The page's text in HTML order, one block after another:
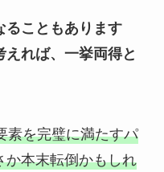
ることもあります
れば、一挙両得と
素を完璧に満たすパ
か本末転倒かもしれ